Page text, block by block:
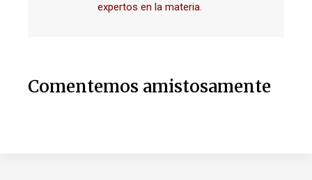
expertos en la materia.
Comentemos amistosamente